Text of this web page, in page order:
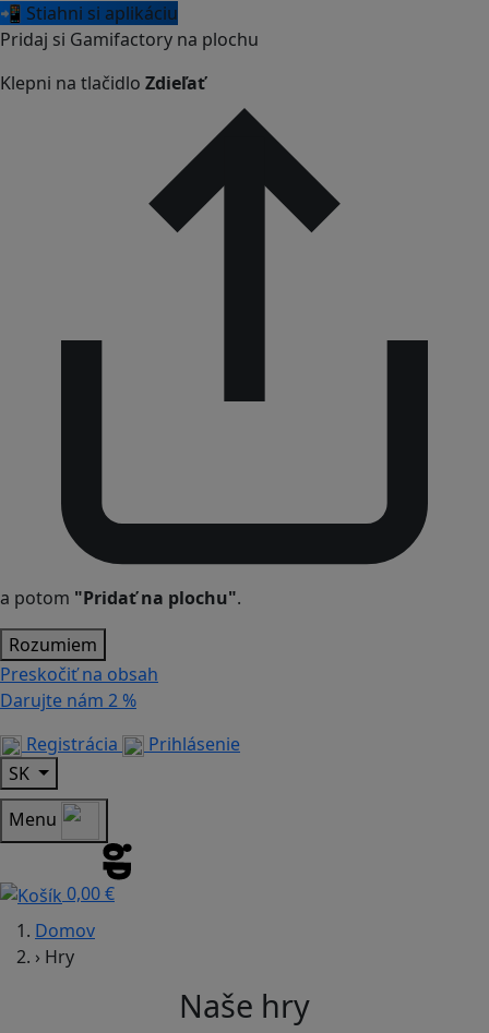
📲 Stiahni si aplikáciu
Pridaj si Gamifactory na plochu
Klepni na tlačidlo Zdieľať
a potom "Pridať na plochu".
Rozumiem
Preskočiť na obsah
Darujte nám 2 %
Registrácia
Prihlásenie
SK
Menu
0,00 €
Domov
› Hry
Naše hry